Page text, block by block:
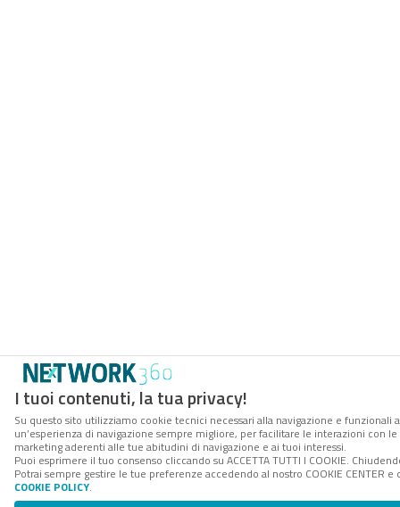
I tuoi contenuti, la tua privacy!
Su questo sito utilizziamo cookie tecnici necessari alla navigazione e
un’esperienza di navigazione sempre migliore, per facilitare le interazioni con
marketing aderenti alle tue abitudini di navigazione e ai tuoi interessi.
Puoi esprimere il tuo consenso cliccando su ACCETTA TUTTI I COOKIE.
Potrai sempre gestire le tue preferenze accedendo al nostro COOKIE
COOKIE POLICY.